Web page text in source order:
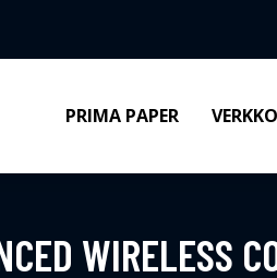
PRIMA PAPER
WIRELESS